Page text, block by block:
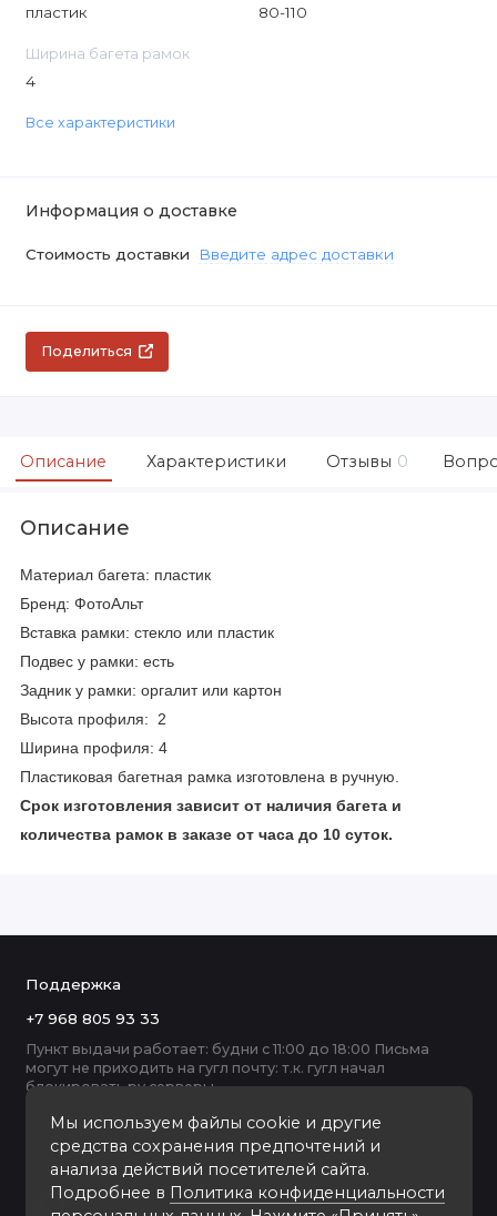
пластик 80-110
Ширина багета рамок
4
Все характеристики
Информация о доставке
Стоимость доставки Введите адрес доставки
Поделиться
Описание Характеристики Отзывы 0
Описание
Материал багета: пластик
Бренд: ФотоАльт
Вставка рамки: стекло или пластик
Подвес у рамки: есть
Задник у рамки: оргалит или картон
Высота профиля: 2
Ширина профиля: 4
Пластиковая багетная рамка изготовлена в ручную.
Срок изготовления зависит от наличия багета и
количества рамок в заказе от часа до 10 суток.
Мы используем файлы cookie и другие
средства сохранения предпочтений и
анализа действий посетителей сайта.
Подробнее в Политика конфиденциальности
Поддержка
+7 968 805 93 33
Пункт выдачи работает: будни с 11:00 до 18:00 Письма
могут не приходить на гугл почту: т.к. гугл начал
блокировать ру серверы